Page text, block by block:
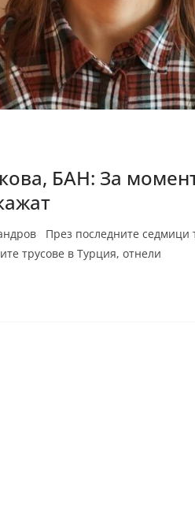
БАН: За
През последните седмици
трусове в Турция, отнели